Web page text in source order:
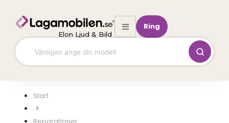
innehåll
Elon Ljud & Bild
Ring
Start